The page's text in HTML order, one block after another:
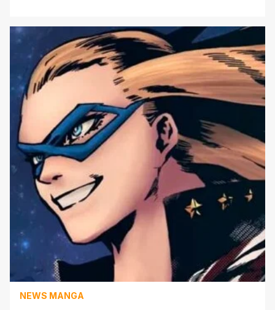
sa rispondere e ripensa alla promessa che ha fatto con
Asta. Nacht rivela agli altri della vittoria [']
NEWS MANGA